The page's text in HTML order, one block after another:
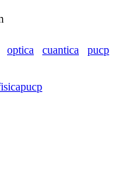
optica cuantica
pucp